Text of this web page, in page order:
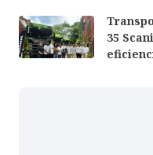
35